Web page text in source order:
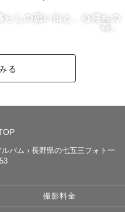
(高速料金)のご相談をさ
屋に一番光が差し込む時
間帯や場所によってはお
らしの思い出と、心待ちの
春。
る
バム › 長野県の七五三フォト一
撮影料金